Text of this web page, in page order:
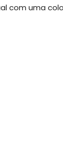
com uma